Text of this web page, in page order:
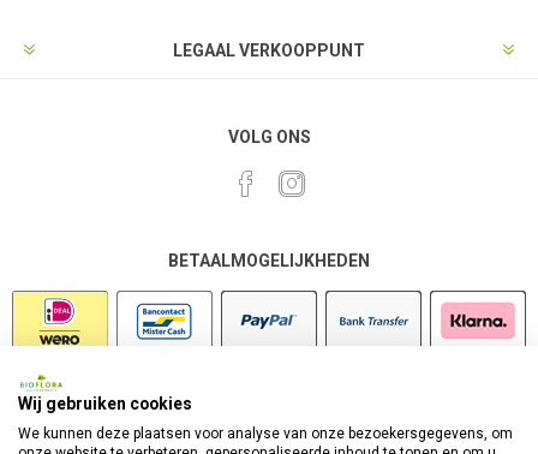
LEGAAL VERKOOPPUNT
VOLG ONS
BETAALMOGELIJKHEDEN
Wij gebruiken cookies
We kunnen deze plaatsen voor analyse van onze bezoekersgegevens, om